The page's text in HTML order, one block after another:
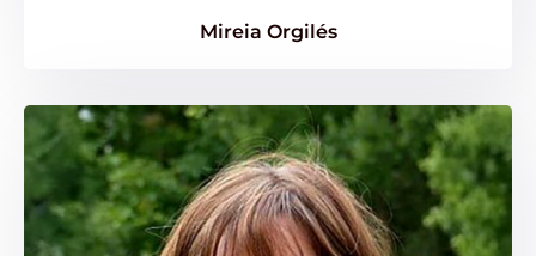
Mireia Orgilés